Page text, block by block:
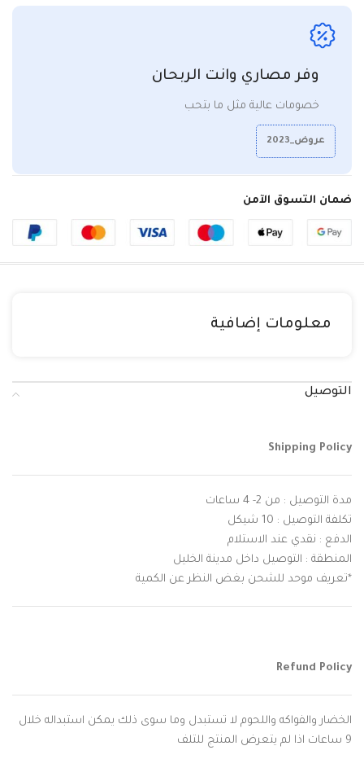
وفر مصاري وانت الربحان
خصومات عالية مثل ما بتحب
عروض_2023
ضمان التسوق الآمن
معلومات إضافية
التوصيل
Shipping Policy
مدة التوصيل : من 2- 4 ساعات
تكلفة التوصيل : 10 شيكل
الدفع : نقدي عند الاستلام
المنطقة : التوصيل داخل مدينة الخليل
*تعريف موحد للشحن بغض النظر عن الكمية
Refund Policy
الخضار والفواكه واللحوم لا تستبدل وما سوى ذلك يمكن استبداله خلال
9 ساعات اذا لم يتعرض المنتج للتلف